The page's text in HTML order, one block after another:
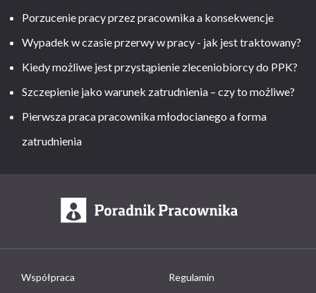
Porzucenie pracy przez pracownika a konsekwencje
Wypadek w czasie przerwy w pracy - jak jest traktowany?
Kiedy możliwe jest przystąpienie zleceniobiorcy do PPK?
Szczepienie jako warunek zatrudnienia – czy to możliwe?
Pierwsza praca pracownika młodocianego a forma
zatrudnienia
Współpraca Regulamin